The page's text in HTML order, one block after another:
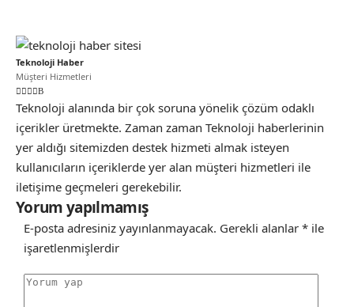
Teknoloji Haber
Müşteri Hizmetleri
Teknoloji alanında bir çok soruna yönelik çözüm odaklı
içerikler üretmekte. Zaman zaman Teknoloji haberlerinin
yer aldığı sitemizden destek hizmeti almak isteyen
kullanıcıların içeriklerde yer alan müşteri hizmetleri ile
iletişime geçmeleri gerekebilir.
Yorum yapılmamış
E-posta adresiniz yayınlanmayacak. Gerekli alanlar * ile
işaretlenmişlerdir